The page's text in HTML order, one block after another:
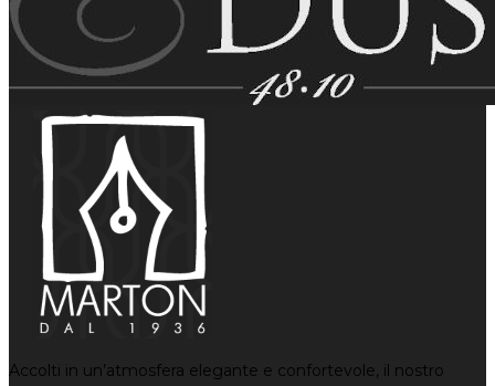
Accolti in un’atmosfera elegante e confortevole, il nostro